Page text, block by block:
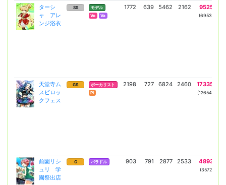
ターシ
ャ アレ
ンジ浴衣
SS
モデル
Vo
Va
1772 639 5462 2162 9525
(6953)
天堂寺ム
スビロッ
クフェス
GS
ボーカリスト
Pl
2198 727 6824 2460 17335
(12654)
前園リシ
ュリ 学
園祭出店
G バラドル 903 791 2877 2533 4893
(3572)